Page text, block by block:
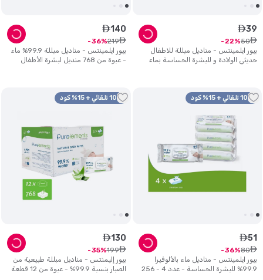
بيور ايلمينتس - مناديل مبللة للاطفال
حديثي الولادة و للبشرة الحساسة بماء
ê39
ê
50
22
بيور ايلمينتس - مناديل مبللة 99.9% ماء
- عبوة من 768 منديل لبشرة الأطفال
ê140
ê
219
36
10% تلقائي + 15% كود
بيور ايلمينتس - مناديل ماء بالألوفيرا
99.9% للبشرة الحساسة - عدد 4 - 256
ê51
ê
80
36
10% تلقائي + 15% كود
بيور إليمنتس - مناديل مبللة طبيعية من
الصبار بنسبة 99.9% - عبوة من 12 قطعة
ê130
ê
199
35